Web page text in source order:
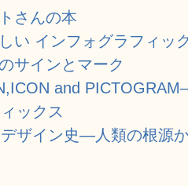
さんの本
い インフォグラフィッ
サインとマーク
and
ックス
ザイン史―人類の根源